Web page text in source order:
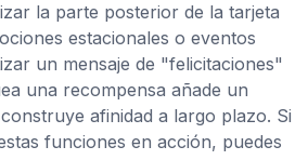
la parte posterior de la tarjeta
estacionales o eventos
un mensaje de "felicitaciones"
una recompensa añade un
afinidad a largo plazo. Si
funciones en acción, puedes